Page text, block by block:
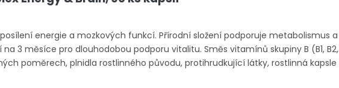
energie a mozkových funkcí. Přírodní složení podporuje metabolismus a
3 měsíce pro dlouhodobou podporu vitalitu. Směs vitamínů skupiny B (B1, B2,
poměrech, plnidla rostlinného původu, protihrudkující látky, rostlinná kapsle